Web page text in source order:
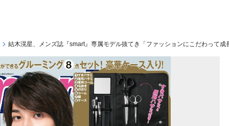
結木滉星、メンズ誌『smart』専属モデル抜てき「ファッションにこだわって成